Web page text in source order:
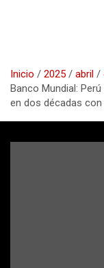
Inicio 2025 abril
Banco Mundial:
en dos décadas